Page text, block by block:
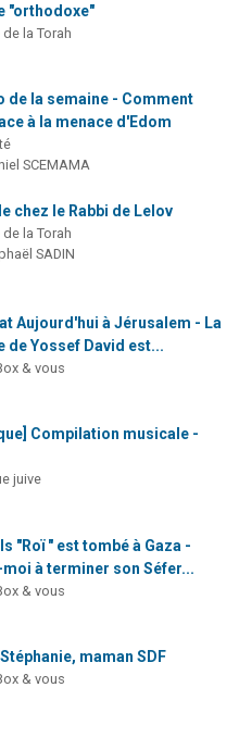
"orthodoxe"
la Torah
de la semaine - Comment
à la menace d'Edom
SCEMAMA
chez le Rabbi de Lelov
la Torah
SADIN
Aujourd'hui à Jérusalem - La
de Yossef David est...
& vous
Compilation musicale -
juive
"Roï " est tombé à Gaza -
à terminer son Séfer...
& vous
maman SDF
& vous